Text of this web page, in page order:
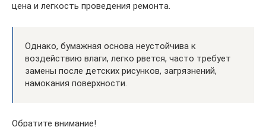
цена и легкость проведения ремонта.
Однако, бумажная основа неустойчива к
воздействию влаги, легко рвется, часто требует
замены после детских рисунков, загрязнений,
намокания поверхности.
Обратите внимание!